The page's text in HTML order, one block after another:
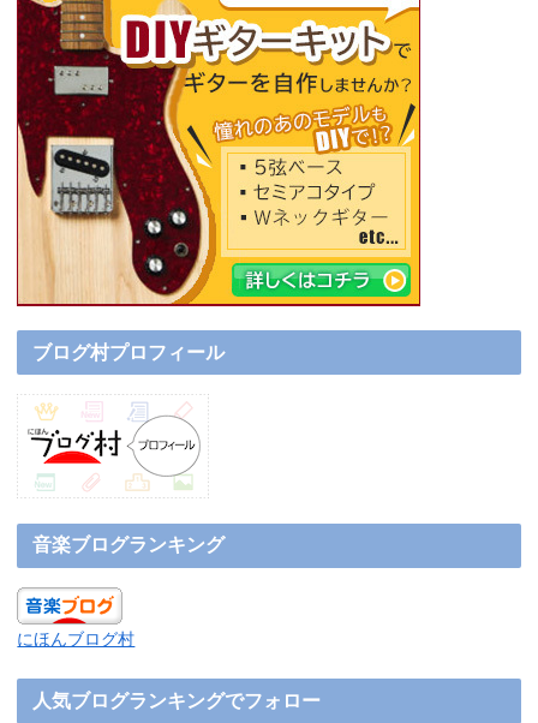
ブログ村プロフィール
音楽ブログランキング
にほんブログ村
人気ブログランキングでフォロー